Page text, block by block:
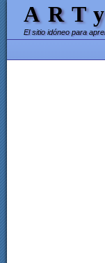
El sitio idóneo para